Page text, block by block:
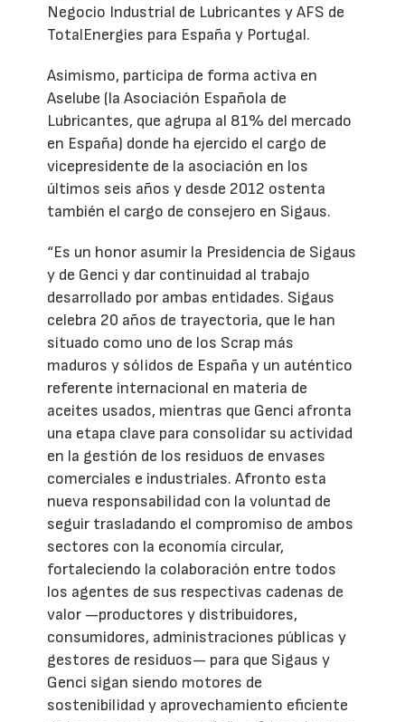
Negocio Industrial de Lubricantes y AFS de
TotalEnergies para España y Portugal.
Asimismo, participa de forma activa en
Aselube (la Asociación Española de
Lubricantes, que agrupa al 81% del mercado
en España) donde ha ejercido el cargo de
vicepresidente de la asociación en los
últimos seis años y desde 2012 ostenta
también el cargo de consejero en Sigaus.
“Es un honor asumir la Presidencia de Sigaus
y de Genci y dar continuidad al trabajo
desarrollado por ambas entidades. Sigaus
celebra 20 años de trayectoria, que le han
situado como uno de los Scrap más
maduros y sólidos de España y un auténtico
referente internacional en materia de
aceites usados, mientras que Genci afronta
una etapa clave para consolidar su actividad
en la gestión de los residuos de envases
comerciales e industriales. Afronto esta
nueva responsabilidad con la voluntad de
seguir trasladando el compromiso de ambos
sectores con la economía circular,
fortaleciendo la colaboración entre todos
los agentes de sus respectivas cadenas de
valor —productores y distribuidores,
consumidores, administraciones públicas y
gestores de residuos— para que Sigaus y
Genci sigan siendo motores de
sostenibilidad y aprovechamiento eficiente